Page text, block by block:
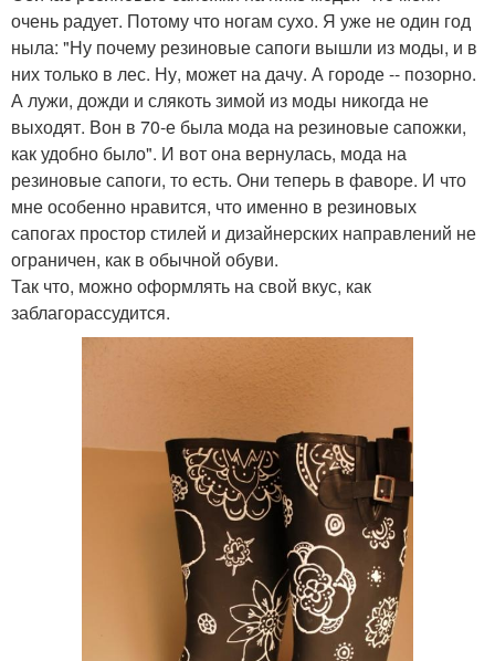
очень радует. Потому что ногам сухо. Я уже не один год
ныла: "Ну почему резиновые сапоги вышли из моды, и в
них только в лес. Ну, может на дачу. А городе -- позорно.
А лужи, дожди и слякоть зимой из моды никогда не
выходят. Вон в 70-е была мода на резиновые сапожки,
как удобно было". И вот она вернулась, мода на
резиновые сапоги, то есть. Они теперь в фаворе. И что
мне особенно нравится, что именно в резиновых
сапогах простор стилей и дизайнерских направлений не
ограничен, как в обычной обуви.
Так что, можно оформлять на свой вкус, как
заблагорассудится.